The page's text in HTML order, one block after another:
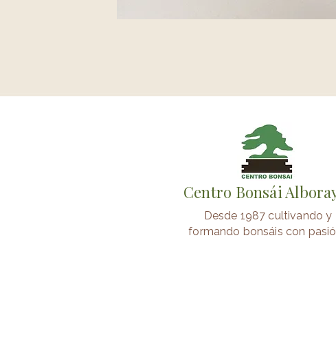
Centro Bonsái
Desde 1987 cultivando y
formando bonsáis con